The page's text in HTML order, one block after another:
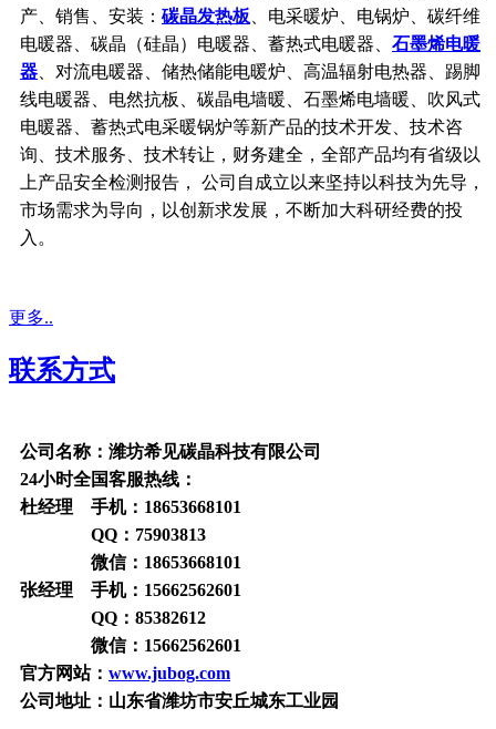
产、销售、安装： 碳晶发热板、电采暖炉、电锅炉、碳纤维
电暖器、碳晶（硅晶）电暖器、蓄热式电暖器、 石墨烯电暖
器、对流电暖器、储热储能电暖炉、高温辐射电热器、踢脚
线电暖器、电然抗板、碳晶电墙暖、石墨烯电墙暖、吹风式
电暖器、蓄热式电采暖锅炉等新产品的技术开发、技术咨
询、技术服务、技术转让，财务建全，全部产品均有省级以
上产品安全检测报告， 公司自成立以来坚持以科技为先导，
市场需求为导向，以创新求发展，不断加大科研经费的投
入。
更多..
联系方式
公司名称：潍坊希见碳晶科技有限公司
24小时全国客服热线：
杜经理 手机：18653668101
QQ：75903813
微信：18653668101
张经理 手机：15662562601
QQ：85382612
微信：15662562601
官方网站： www.jubog.com
公司地址：山东省潍坊市安丘城东工业园